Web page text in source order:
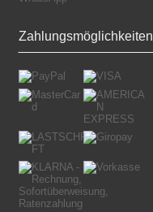
Zahlungsmöglichkeiten